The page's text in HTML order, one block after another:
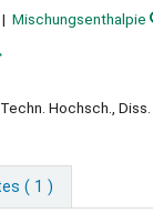
Mischungsenthalpie
Hochsch., Diss.
( 1 )